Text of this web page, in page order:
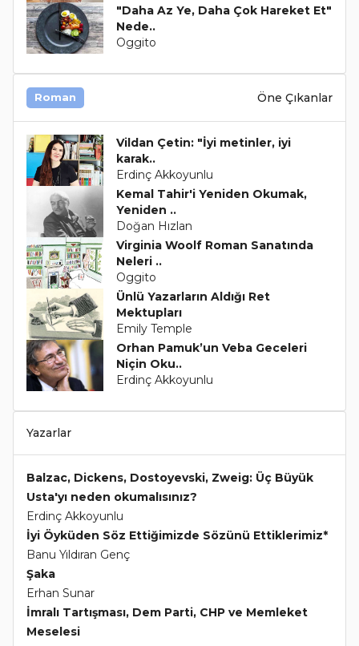
"Daha Az Ye, Daha Çok Hareket Et"
Nede..
Oggito
Roman Öne Çıkanlar
Vildan Çetin: "İyi metinler, iyi
karak..
Erdinç Akkoyunlu
Kemal Tahir'i Yeniden Okumak,
Yeniden ..
Doğan Hızlan
Virginia Woolf Roman Sanatında
Neleri ..
Oggito
Ünlü Yazarların Aldığı Ret
Mektupları
Emily Temple
Orhan Pamuk’un Veba Geceleri
Niçin Oku..
Erdinç Akkoyunlu
Yazarlar
Balzac, Dickens, Dostoyevski, Zweig: Üç Büyük
Usta'yı neden okumalısınız?
Erdinç Akkoyunlu
İyi Öyküden Söz Ettiğimizde Sözünü Ettiklerimiz*
Banu Yıldıran Genç
Şaka
Erhan Sunar
İmralı Tartışması, Dem Parti, CHP ve Memleket
Meselesi